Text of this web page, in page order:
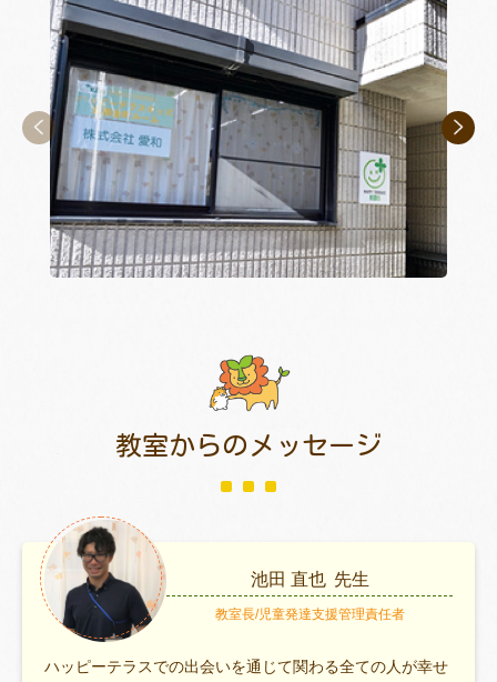
教室からのメッセージ
池田 直也 先生
教室長/児童発達支援管理責任者
ハッピーテラスでの出会いを通じて関わる全ての人が幸せ